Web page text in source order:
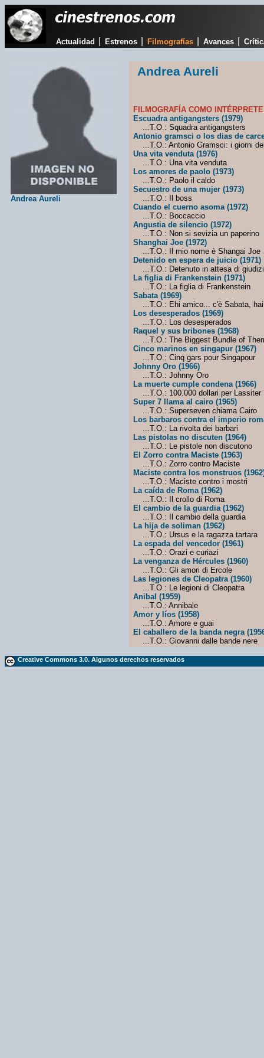
Actualidad Estrenos Filmografías Avances
Andrea Aureli
Andrea Aureli
FILMOGRAFÍA COMO
Escuadra antigangsters (1979)
...T.O.: Squadra antigangsters
Antonio gramsci o los dias de
...T.O.: Antonio Gramsci: i giorni
Una vita venduta (1976)
...T.O.: Una vita venduta
Los amores de paolo (1973)
...T.O.: Paolo il caldo
Secuestro de una mujer (1973)
...T.O.: Il boss
Cuando el cuerno asoma (1972)
...T.O.: Boccaccio
Angustia de silencio (1972)
...T.O.: Non si sevizia un paperino
Shanghai Joe (1972)
...T.O.: Il mio nome è Shangai Joe
Detenido en espera de juicio (1971)
...T.O.: Detenuto in attesa di
La figlia di Frankenstein (1971)
...T.O.: La figlia di Frankenstein
Sabata (1969)
...T.O.: Ehi amico... c'è Sabata,
Los desesperados (1969)
...T.O.: Los desesperados
Raquel y sus bribones (1968)
...T.O.: The Biggest Bundle of
Cinco marinos en singapur (1967)
...T.O.: Cinq gars pour Singapour
Johnny Oro (1966)
...T.O.: Johnny Oro
La muerte cumple condena (1966)
...T.O.: 100.000 dollari per Lassiter
Super 7 llama al cairo (1965)
...T.O.: Superseven chiama Cairo
Los barbaros contra el imperio
...T.O.: La rivolta dei barbari
Las pistolas no discuten (1964)
...T.O.: Le pistole non discutono
El Zorro contra Maciste (1963)
...T.O.: Zorro contro Maciste
Maciste contra los monstruos
...T.O.: Maciste contro i mostri
La caída de Roma (1962)
...T.O.: Il crollo di Roma
El cambio de la guardia (1962)
...T.O.: Il cambio della guardia
La hija de soliman (1962)
...T.O.: Ursus e la ragazza tartara
La espada del vencedor (1961)
...T.O.: Orazi e curiazi
La venganza de Hércules (1960)
...T.O.: Gli amori di Ercole
Las legiones de Cleopatra (1960)
...T.O.: Le legioni di Cleopatra
Anibal (1959)
...T.O.: Annibale
Amor y líos (1958)
...T.O.: Amore e guai
El caballero de la banda negra
...T.O.: Giovanni dalle bande nere
Creative Commons 3.0. Algunos derechos reservados